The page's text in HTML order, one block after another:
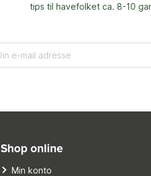
tips til havefolket ca. 8-10
Shop online
Min konto